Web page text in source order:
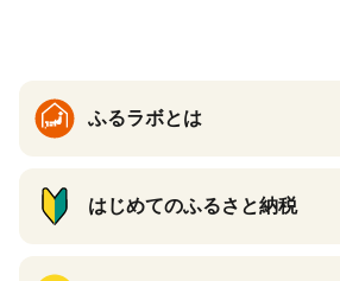
ふるラボとは
はじめてのふるさと納税